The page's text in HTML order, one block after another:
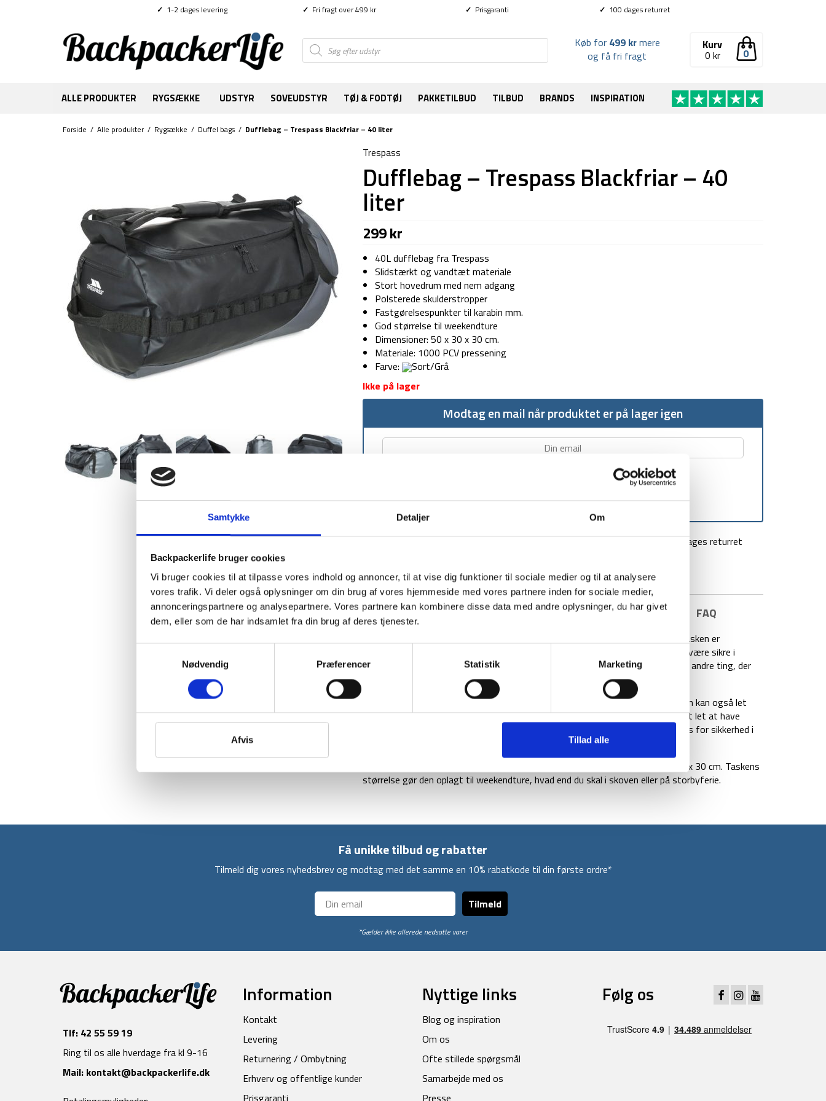
Samtykke Detaljer Om
Backpackerlife bruger cookies
Vi bruger cookies til at tilpasse vores indhold og annoncer, til at vise dig funktioner til sociale medier og til at analysere
vores trafik. Vi deler også oplysninger om din brug af vores hjemmeside med vores partnere inden for sociale medier,
annonceringspartnere og analysepartnere. Vores partnere kan kombinere disse data med andre oplysninger, du har givet
dem, eller som de har indsamlet fra din brug af deres tjenester.
Nødvendig
Præferencer Statistik Marketing
Afvis Tillad alle
✓ 1-2 dages levering ✓ Fri fragt over 499 kr ✓ Prisgaranti ✓ 100 dages returret
Products
search 0
Kurv
0 kr
Køb for 499 krmere
og få fri fragt
ALLE PRODUKTER RYGSÆKKE UDSTYR SOVEUDSTYR TØJ & FODTØJ PAKKETILBUD TILBUD BRANDS INSPIRATION
Forside / Alle produkter/ Rygsække / Duffel bags / Dufflebag – Trespass Blackfriar – 40 liter
Trespass
Dufflebag – Trespass Blackfriar – 40
liter
299kr
40L dufflebag fra Trespass
Slidstærkt og vandtæt materiale
Stort hovedrum med nem adgang
Polsterede skulderstropper
Fastgørelsespunkter til karabin mm.
God størrelse til weekendture
Dimensioner: 50 x 30 x 30 cm.
Materiale: 1000 PCV pressening
Farve:
Sort/Grå
Ikke på lager
Modtag en mail når produktet er på lager igen
1-2 dages levering Fri fragt over 499 kr 100 dages returret
BESKRIVELSE YDERLIGERE INFORMATION BRAND FAQ
Trespass Blackfriar Dufflebag 40L er velegnet til både rejser og friluftslivet. Tasken er
fremstillet af et slidstærkt og vandtæt materiale, der gør at dine ejendele kan være sikre i
alverdens udfordringer. Der er et stort hovedrum og et seperat rum til sko eller andre ting, der
skal adskilles fra resten af oppakningen.
Tasken kan bruges som rygsæk med behagelige og polstrede stropper, men den kan også let
bæres som håndholdt taske. Der er en stor åbning til hovedrummet, der gør det let at have
overblik over hele oppakningen. Dobbelt lynlås gør det muligt at bruge hængelås for sikkerhed i
Denne dufflebag er lavet i 1000 PVC pressening og har dimensionerne 50 x 30 x 30 cm. Taskens
størrelse gør den oplagt til weekendture, hvad end du skal i skoven eller på storbyferie.
Få unikke tilbud og rabatter
Tilmeld dig vores nyhedsbrev og modtag med det samme en 10% rabatkode til din første ordre*
Tilmeld
*Gælder ikke allerede nedsatte varer
Tlf: 42 55 59 19
Ring til os alle hverdage fra kl 9-16
Mail: kontakt@backpackerlife.dk
Information
Kontakt
Levering
Returnering / Ombytning
Erhverv og offentlige kunder
Prisgaranti
Nyttige links
Blog og inspiration
Om os
Ofte stillede spørgsmål
Samarbejde med os
Presse
Følg os